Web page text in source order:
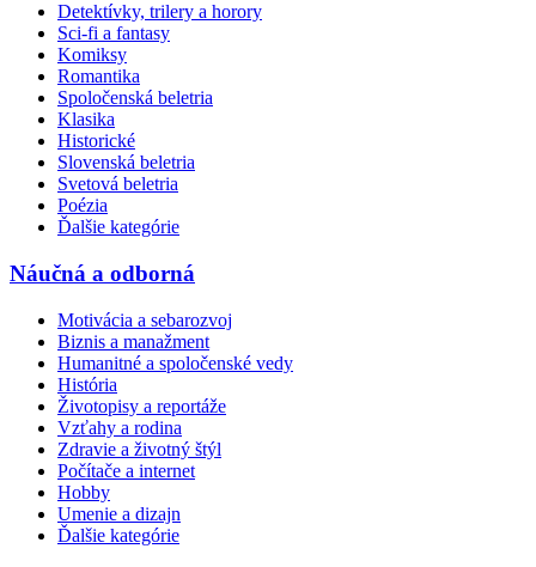
Detektívky, trilery a horory
Sci-fi a fantasy
Komiksy
Romantika
Spoločenská beletria
Klasika
Historické
Slovenská beletria
Svetová beletria
Poézia
Ďalšie kategórie
Náučná a odborná
Motivácia a sebarozvoj
Biznis a manažment
Humanitné a spoločenské vedy
História
Životopisy a reportáže
Vzťahy a rodina
Zdravie a životný štýl
Počítače a internet
Hobby
Umenie a dizajn
Ďalšie kategórie